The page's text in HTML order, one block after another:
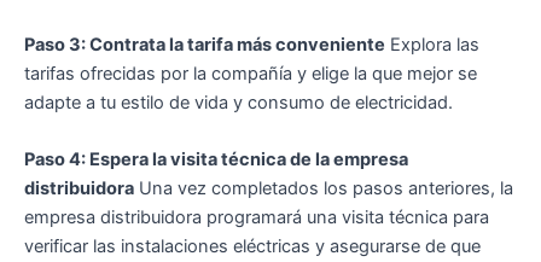
Paso 3: Contrata la tarifa más conveniente Explora las
tarifas ofrecidas por la compañía y elige la que mejor se
adapte a tu estilo de vida y consumo de electricidad.
Paso 4: Espera la visita técnica de la empresa
distribuidora Una vez completados los pasos anteriores, la
empresa distribuidora programará una visita técnica para
verificar las instalaciones eléctricas y asegurarse de que